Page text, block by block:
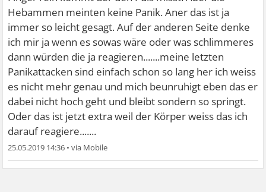
Hebammen meinten keine Panik. Aner das ist ja
immer so leicht gesagt. Auf der anderen Seite denke
ich mir ja wenn es sowas wäre oder was schlimmeres
dann würden die ja reagieren.......meine letzten
Panikattacken sind einfach schon so lang her ich weiss
es nicht mehr genau und mich beunruhigt eben das er
dabei nicht hoch geht und bleibt sondern so springt.
Oder das ist jetzt extra weil der Körper weiss das ich
darauf reagiere.......
25.05.2019 14:36 •